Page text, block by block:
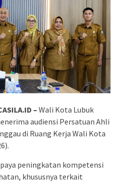
– Wali Kota Lubuk
audiensi Persatuan Ahli
di Ruang Kerja Wali Kota
peningkatan kompetensi
khususnya terkait